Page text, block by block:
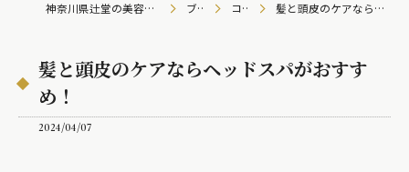
神奈川県辻堂の美容室ならC/QUEST&C-plus ブログ コラム 髪と頭皮のケアならヘッドスパがおすすめ！
髪と頭皮のケアならヘッドスパがおすす
め！
2024/04/07